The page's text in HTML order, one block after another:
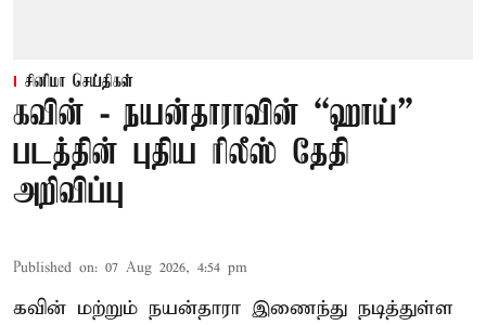
சினிமா செய்திகள்
கவின் - நயன்தாராவின் “ஹாய்”
படத்தின் புதிய ரிலீஸ் தேதி
அறிவிப்பு
Published on: 07 Aug 2026, 4:54 pm
கவின் மற்றும் நயன்தாரா இணைந்து நடித்துள்ள